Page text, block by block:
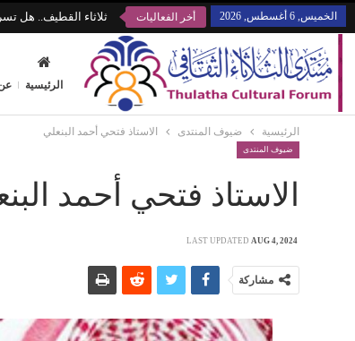
الخميس, 6 أغسطس, 2026 أخر الفعاليات ثلاثاء القطيف.. هل
الرئيسية
الرئيسية ضيوف المنتدى الاستاذ فتحي أحمد البنعلي
ضيوف المنتدى
الاستاذ فتحي أحمد
LAST UPDATED AUG 4, 2024
مشاركة